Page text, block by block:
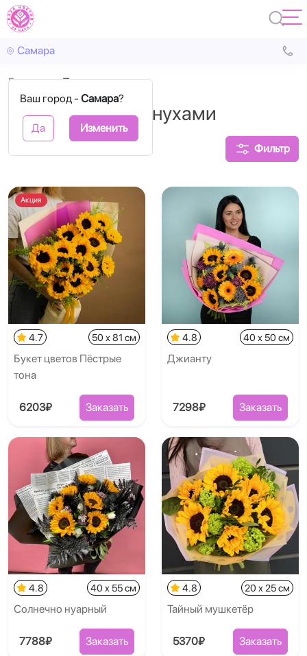
Самара
Ваш город - Самара?
Да Изменить
Главная Подсолнухи
Букеты с подсолнухами
Фильтр
Акция
4.7 50 x 81 см
Букет цветов Пёстрые
тона
6203₽ Заказать
4.8 40 x 50 см
Джианту
7298₽ Заказать
4.8 40 x 55 см
Солнечно нуарный
7788₽ Заказать
4.8 20 x 25 см
Тайный мушкетёр
5370₽ Заказать